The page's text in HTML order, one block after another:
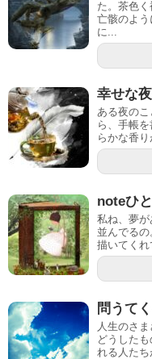
た。茶色
亡骸のよ
に...
幸せな夜
ある夜の
ら、手帳
らかな香
noteひ
私ね、夢
並んでる
描いてく
問うて
人生のさ
どうした
れる人た